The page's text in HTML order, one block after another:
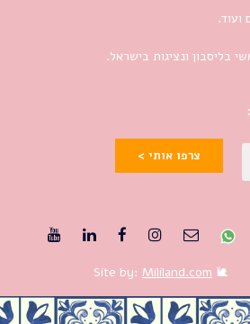
ועוד.
בליסבון ונציגות בישראל.
צרפו אותי >
🐌 Site by:
Mililand.com